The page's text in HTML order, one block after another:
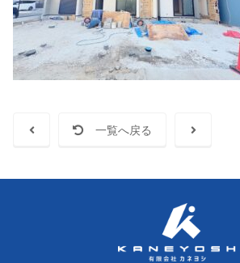
一覧へ戻る